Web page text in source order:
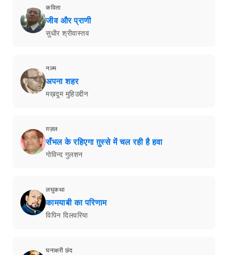
कविता
जीव और प्राणी
सुधीर श्रीवास्तव
नज़्म
अपना शहर
मख़दूम मुहिउद्दीन
ग़ज़ल
सँभल के रहिएगा ग़ुस्से में चल रही है हवा
गोविन्द गुलशन
लघुकथा
कामयाबी का परिणाम
विपिन दिलवरिया
घनाक्षरी छंद